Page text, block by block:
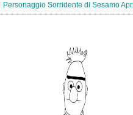
Personaggio Sorridente di Sesamo